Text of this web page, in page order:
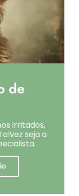
de
irritados,
seja a